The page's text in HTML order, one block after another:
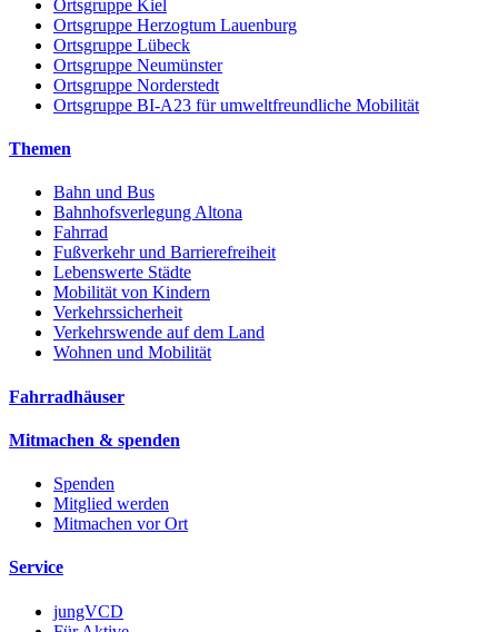
Ortsgruppe Kiel
Ortsgruppe Herzogtum Lauenburg
Ortsgruppe Lübeck
Ortsgruppe Neumünster
Ortsgruppe Norderstedt
Ortsgruppe BI-A23 für umweltfreundliche Mobilität
Themen
Bahn und Bus
Bahnhofsverlegung Altona
Fahrrad
Fußverkehr und Barrierefreiheit
Lebenswerte Städte
Mobilität von Kindern
Verkehrssicherheit
Verkehrswende auf dem Land
Wohnen und Mobilität
Fahrradhäuser
Mitmachen & spenden
Spenden
Mitglied werden
Mitmachen vor Ort
Service
jungVCD